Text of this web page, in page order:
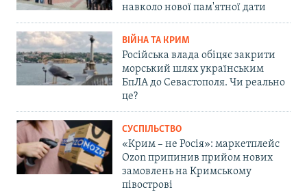
навколо нової пам'ятної дати
ВІЙНА ТА КРИМ
Російська влада обіцяє закрити
морський шлях українським
БпЛА до Севастополя. Чи реально
це?
СУСПІЛЬСТВО
«Крим – не Росія»: маркетплейс
Ozon припинив прийом нових
замовлень на Кримському
півострові